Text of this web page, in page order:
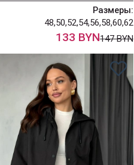
Размеры:
48,50,52,54,56,58,60,62
133 BYN147 BYN